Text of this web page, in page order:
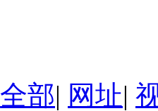
全部| 网址|